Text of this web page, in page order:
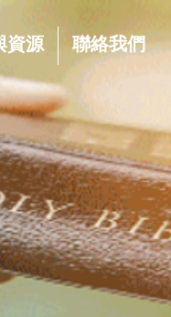
資源 聯絡我們